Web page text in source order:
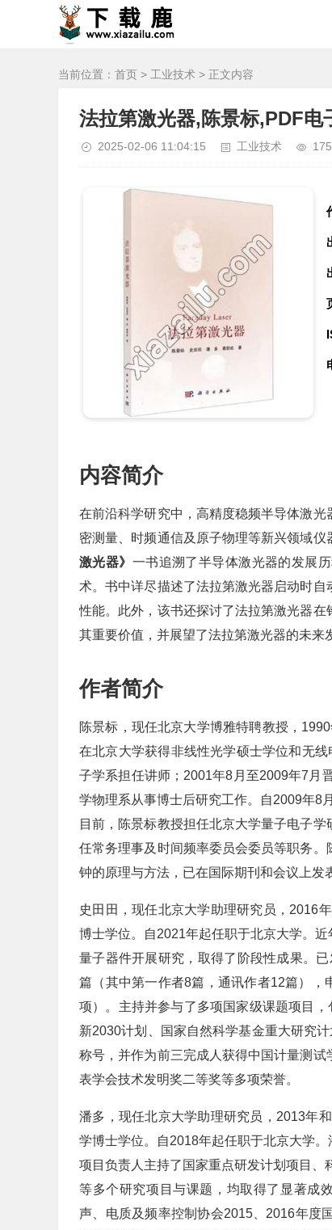
当前位置： 首页 > 工业技术 > 正文内容
法拉第激光器,陈景标,PDF
2025-02-06 11:04:15 工业技术 175
内容简介
在前沿科学研究中，高精度稳频半导体激
密测量、时频通信及原子物理等新兴领域仪
激光器》 一书追溯了半导体激光器的发展
术。书中详尽描述了法拉第激光器启动时
性能。此外，该书还探讨了法拉第激光器
其重要价值，并展望了法拉第激光器的未来
作者简介
陈景标，现任北京大学博雅特聘教授，
在北京大学获得非线性光学硕士学位和无
子学系担任讲师；2001年8月至2009年7月
学物理系从事博士后研究工作。自2009年8
目前，陈景标教授担任北京大学量子电子
任常务理事及时间频率委员会委员等职务
钟的原理与方法，已在国际期刊和会议上发
史田田，现任北京大学助理研究员，2016
博士学位。自2021年起任职于北京大学。
量子器件开展研究，取得了阶段性成果。
篇（其中第一作者8篇，通讯作者12篇）
项）。主持并参与了多项国家级课题项目
新2030计划、国家自然科学基金重大研究
称号，并作为前三完成人获得中国计量测
表学会技术发明奖二等奖等多项荣誉。
潘多，现任北京大学助理研究员，2013年
学博士学位。自2018年起任职于北京大学
项目负责人主持了国家重点研发计划项目、
等多个研究项目与课题，均取得了显著成
声、电质及频率控制协会2015、2016年度